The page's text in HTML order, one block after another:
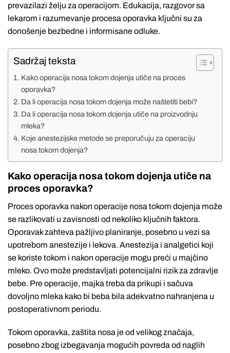
prevazilazi želju za operacijom. Edukacija, razgovor sa
lekarom i razumevanje procesa oporavka ključni su za
donošenje bezbedne i informisane odluke.
Sadržaj teksta
Kako operacija nosa tokom dojenja utiče na proces
oporavka?
Da li operacija nosa tokom dojenja može naštetiti bebi?
Da li operacija nosa tokom dojenja utiče na proizvodnju
mleka?
Koje anestezijske metode se preporučuju za operaciju
nosa tokom dojenja?
Kako operacija nosa tokom dojenja utiče na
proces oporavka?
Proces oporavka nakon operacije nosa tokom dojenja može
se razlikovati u zavisnosti od nekoliko ključnih faktora.
Oporavak zahteva pažljivo planiranje, posebno u vezi sa
upotrebom anestezije i lekova. Anestezija i analgetici koji
se koriste tokom i nakon operacije mogu preći u majčino
mleko. Ovo može predstavljati potencijalni rizik za zdravlje
bebe. Pre operacije, majka treba da prikupi i sačuva
dovoljno mleka kako bi beba bila adekvatno nahranjena u
postoperativnom periodu.
Tokom oporavka, zaštita nosa je od velikog značaja,
posebno zbog izbegavanja mogućih povreda od naglih